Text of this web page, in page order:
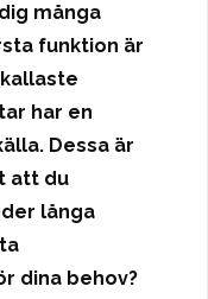
många
funktion är
har en
Dessa är
att du
långa
dina behov?